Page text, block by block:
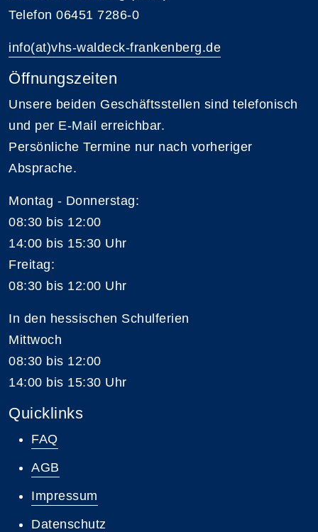
Telefon 06451 7286-0
info(at)vhs-waldeck-frankenberg.de
Öffnungszeiten
Unsere beiden Geschäftsstellen sind telefonisch
und per E-Mail erreichbar.
Persönliche Termine nur nach vorheriger
Absprache.
Montag - Donnerstag:
08:30 bis 12:00
14:00 bis 15:30 Uhr
Freitag:
08:30 bis 12:00 Uhr
In den hessischen Schulferien
Mittwoch
08:30 bis 12:00
14:00 bis 15:30 Uhr
Quicklinks
FAQ
AGB
Impressum
Datenschutz